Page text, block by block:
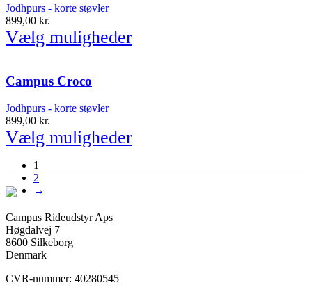
Jodhpurs - korte støvler
899,00 kr.
Vælg muligheder
Campus Croco
Jodhpurs - korte støvler
899,00 kr.
Vælg muligheder
1
2
→
Campus Rideudstyr Aps
Høgdalvej 7
8600 Silkeborg
Denmark
CVR-nummer: 40280545